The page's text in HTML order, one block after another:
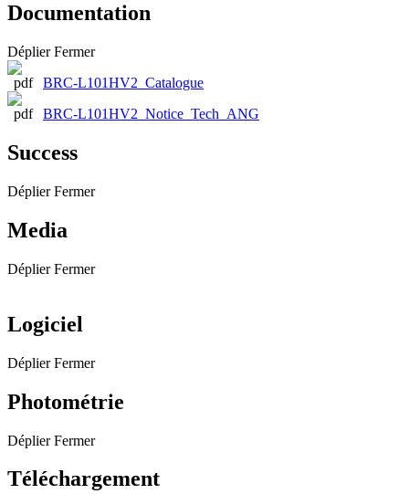
Documentation
Déplier Fermer
BRC-L101HV2_Catalogue
BRC-L101HV2_Notice_Tech_ANG
Success
Déplier Fermer
Media
Déplier Fermer
Logiciel
Déplier Fermer
Photométrie
Déplier Fermer
Téléchargement